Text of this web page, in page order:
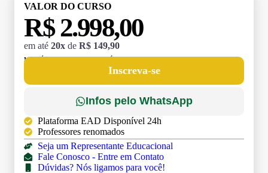
VALOR DO CURSO
R$ 2.998,00
em até 20x de R$ 149,90
MATRÍCULA:
Inscreva-se
Infos pelo WhatsApp
Plataforma EAD Disponível 24h
Professores renomados
Seja um Representante Educacional
Fale Conosco - Entre em Contato
Dúvidas? Nós ligamos para você!